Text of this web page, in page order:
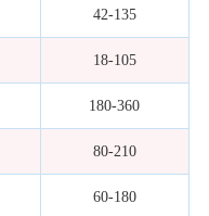
42-135
18-105
180-360
80-210
60-180